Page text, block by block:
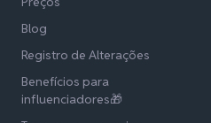
Blog
Registro de Alterações
Benefícios para
influenciadores🎁